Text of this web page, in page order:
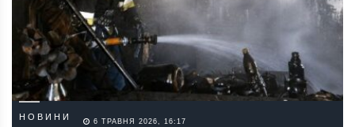
НОВИНИ 6 ТРАВНЯ 2026, 16:17